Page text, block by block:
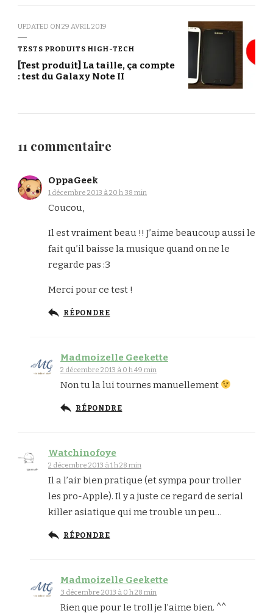
UPDATED ON29 AVRIL 2019
TESTS PRODUITS HIGH-TECH
[Test produit] La taille, ça compte
: test du Galaxy Note II
11 commentaire
OppaGeek
1 décembre 2013 à 20 h 38 min
Coucou,
Il est vraiment beau !! J’aime beaucoup aussi le
fait qu’il baisse la musique quand on ne le
regarde pas :3
Merci pour ce test !
RÉPONDRE
Madmoizelle Geekette
2 décembre 2013 à 0 h 49 min
Non tu la lui tournes manuellement
RÉPONDRE
Watchinofoye
2 décembre 2013 à 1 h 28 min
Il a l’air bien pratique (et sympa pour troller
les pro-Apple). Il y a juste ce regard de serial
killer asiatique qui me trouble un peu…
RÉPONDRE
Madmoizelle Geekette
3 décembre 2013 à 0 h 28 min
Rien que pour le troll je l’aime bien. ^^